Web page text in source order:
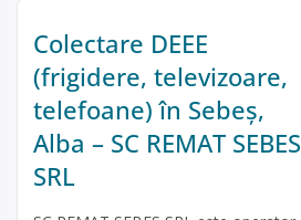
Colectare DEEE
(frigidere, televizoare,
telefoane) în Sebeș,
Alba – SC REMAT SEBES
SRL